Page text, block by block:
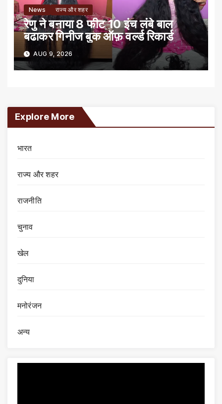
News राज्य और शहर
रेणु ने बनाया 8 फीट 10 इंच लंबे बाल
बढाकर गिनीज बुक ऑफ़ वर्ल्ड रिकार्ड
AUG 9, 2026
Explore More
भारत
राज्य और शहर
राजनीति
चुनाव
खेल
दुनिया
मनोरंजन
अन्य